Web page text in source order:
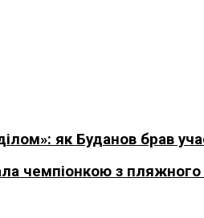
як Буданов брав
чемпіонкою з